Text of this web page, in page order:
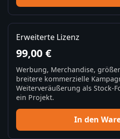
Erweiterte Lizenz
99,00 €
Werbung, Merchandise,
breitere kommerzielle
Weiterveräußerung als Stock-
ein Projekt.
In den